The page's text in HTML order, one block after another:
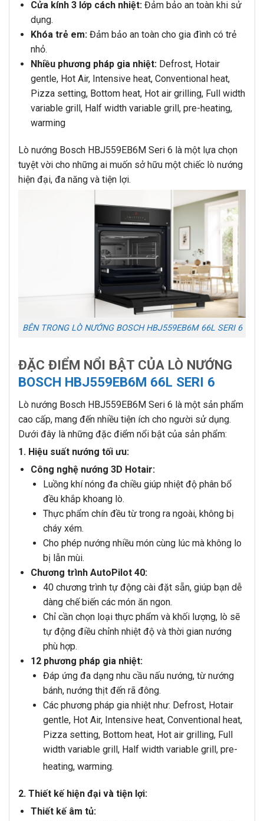
Cửa kính 3 lớp cách nhiệt:Đảm bảo an toàn khi sử
dụng.
Khóa trẻ em:Đảm bảo an toàn cho gia đình có trẻ
nhỏ.
Nhiều phương pháp gia nhiệt: Defrost, Hotair
gentle, Hot Air, Intensive heat, Conventional heat,
Pizza setting, Bottom heat, Hot air grilling, Full width
variable grill, Half width variable grill, pre-heating,
warming
Lò nướng Bosch HBJ559EB6M Seri 6 là một lựa chọn
tuyệt vời cho những ai muốn sở hữu một chiếc lò nướng
hiện đại, đa năng và tiện lợi.
BÊN TRONG LÒ NƯỚNG BOSCH HBJ559EB6M 66L SERI 6
ĐẶC ĐIỂM NỔI BẬT CỦA LÒ NƯỚNG
BOSCH HBJ559EB6M 66L SERI 6
Lò nướng Bosch HBJ559EB6M Seri 6 là một sản phẩm
cao cấp, mang đến nhiều tiện ích cho người sử dụng.
Dưới đây là những đặc điểm nổi bật của sản phẩm:
1. Hiệu suất nướng tối ưu:
Công nghệ nướng 3D Hotair:
Luồng khí nóng đa chiều giúp nhiệt độ phân bổ
đều khắp khoang lò.
Thực phẩm chín đều từ trong ra ngoài, không bị
cháy xém.
Cho phép nướng nhiều món cùng lúc mà không lo
bị lẫn mùi.
Chương trình AutoPilot 40:
40 chương trình tự động cài đặt sẵn, giúp bạn dễ
dàng chế biến các món ăn ngon.
Chỉ cần chọn loại thực phẩm và khối lượng, lò sẽ
tự động điều chỉnh nhiệt độ và thời gian nướng
phù hợp.
12 phương pháp gia nhiệt:
Đáp ứng đa dạng nhu cầu nấu nướng, từ nướng
bánh, nướng thịt đến rã đông.
Các phương pháp gia nhiệt như: Defrost, Hotair
gentle, Hot Air, Intensive heat, Conventional heat,
Pizza setting, Bottom heat, Hot air grilling, Full
width variable grill, Half width variable grill, pre-
heating, warming.
2. Thiết kế hiện đại và tiện lợi:
Thiết kế âm tủ: